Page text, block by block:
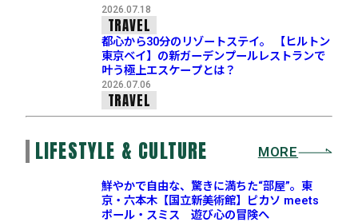
2026.07.18
TRAVEL
都心から30分のリゾートステイ。 【ヒルトン
東京ベイ】の新ガーデンプールレストランで
叶う極上エスケープとは？
2026.07.06
TRAVEL
LIFESTYLE & CULTURE MORE
鮮やかで自由な、驚きに満ちた“部屋”。東
京・六本木【国立新美術館】ピカソ meets
ポール・スミス 遊び心の冒険へ